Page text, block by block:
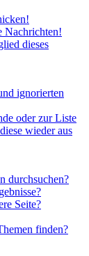
Nachrichten!
dieses
ignorierten
oder zur Liste
wieder aus
durchsuchen?
Seite?
finden?